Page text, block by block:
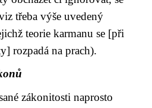
třeba výše uvedený
teorie karmanu se [při
rozpadá na prach).
zákonitosti naprosto